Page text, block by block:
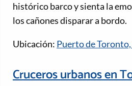
histórico barco y sienta la
los cañones disparar a bordo.
Ubicación: Puerto de
Cruceros urbanos en